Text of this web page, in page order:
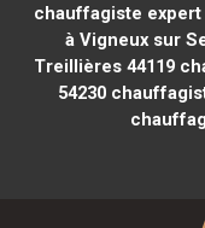
chauffagiste expert
à Vigneux sur
Treillières 44119
54230